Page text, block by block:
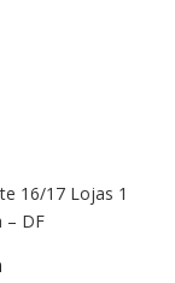
16/17 Lojas 1
– DF